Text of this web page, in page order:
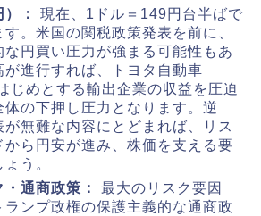
：
現在、1ドル＝149円台半ばで
。米国の関税政策発表を前に、
な円買い圧力が強まる可能性もあ
が進行すれば、トヨタ自動車
じめとする輸出企業の収益を圧迫
体の下押し圧力となります。逆
が無難な内容にとどまれば、リス
から円安が進み、株価を支える要
う。
通商政策：
最大のリスク要因
ランプ政権の保護主義的な通商政